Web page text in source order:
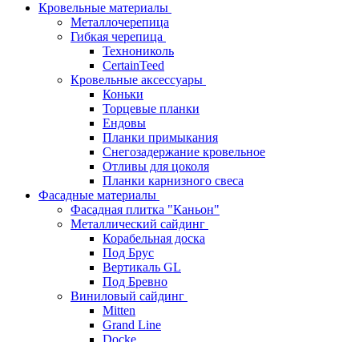
Кровельные материалы
Металлочерепица
Гибкая черепица
Технониколь
CertainTeed
Кровельные аксессуары
Коньки
Торцевые планки
Ендовы
Планки примыкания
Снегозадержание кровельное
Отливы для цоколя
Планки карнизного свеса
Фасадные материалы
Фасадная плитка "Каньон"
Металлический сайдинг
Корабельная доска
Под Брус
Вертикаль GL
Под Бревно
Виниловый сайдинг
Mitten
Grand Line
Docke